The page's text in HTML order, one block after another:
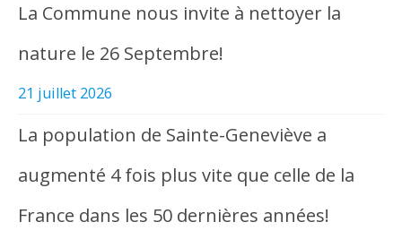
La Commune nous invite à nettoyer la
nature le 26 Septembre!
21 juillet 2026
La population de Sainte-Geneviève a
augmenté 4 fois plus vite que celle de la
France dans les 50 dernières années!